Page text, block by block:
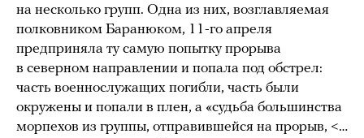
на несколько групп. Одна из них, возглавляемая
полковником Баранюком, 11-го апреля
предприняла ту самую попытку прорыва
в северном направлении и попала под обстрел:
часть военнослужащих погибли, часть были
окружены и попали в плен, а «судьба большинства
морпехов из группы, отправившейся на прорыв, <…